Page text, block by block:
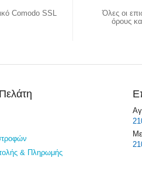
Comodo SSL
Όλες οι
όρους
& Πληρωμής